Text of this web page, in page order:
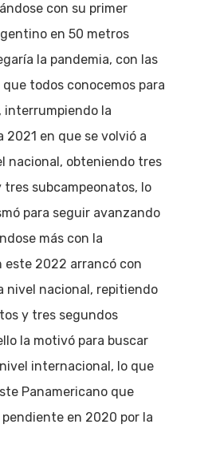
con su primer
en 50 metros
la pandemia, con las
todos conocemos para
interrumpiendo la
en que se volvió a
nacional, obteniendo tres
tres subcampeonatos, lo
para seguir avanzando
más con la
este 2022 arrancó con
nivel nacional, repitiendo
y tres segundos
la motivó para buscar
internacional, lo que
Panamericano que
en 2020 por la